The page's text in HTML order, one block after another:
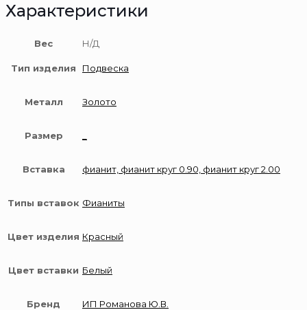
Характеристики
Вес Н/Д
Тип изделия Подвеска
Металл Золото
Размер
Вставка фианит, фианит круг 0.90, фианит круг 2.00
Типы вставок Фианиты
Цвет изделия Красный
Цвет вставки Белый
Бренд ИП Романова Ю.В.